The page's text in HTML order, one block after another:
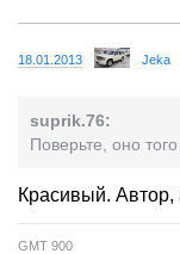
18.01.2013 Jeka
suprik.76:
Поверьте, оно того
Красивый. Автор,
GMT 900